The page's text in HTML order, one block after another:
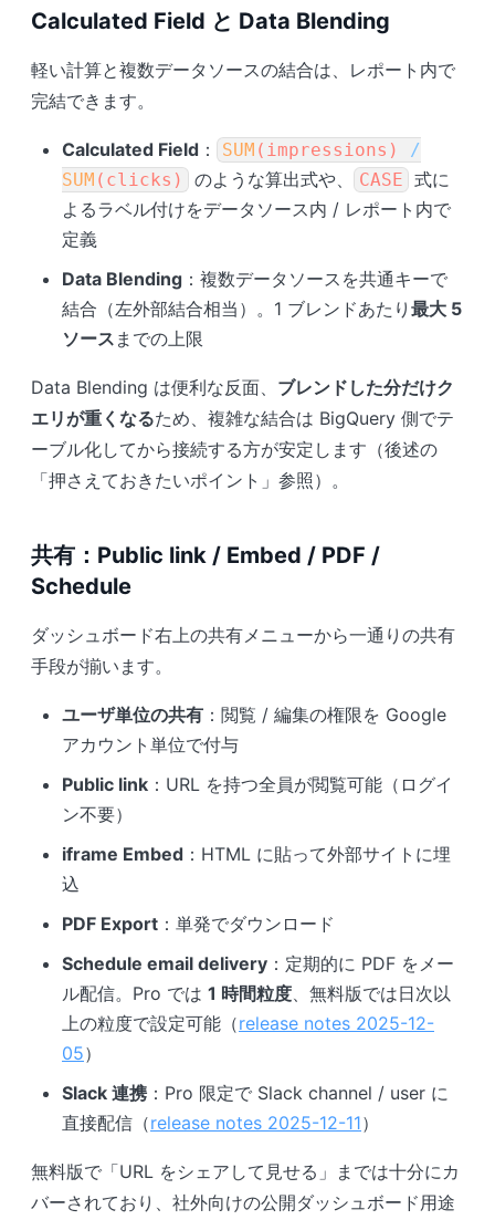
Calculated Field と Data Blending
軽い計算と複数データソースの結合は、レポート内で
完結できます。
Calculated Field ： SUM (impressions)
/
SUM (clicks) のような算出式や、 CASE 式に
よるラベル付けをデータソース内 / レポート内で
定義
Data Blending ：複数データソースを共通キーで
結合（左外部結合相当）。1 ブレンドあたり 最大 5
ソース までの上限
Data Blending は便利な反面、 ブレンドした分だけク
エリが重くなるため、複雑な結合は BigQuery 側でテ
ーブル化してから接続する方が安定します（後述の
「押さえておきたいポイント」参照）。
共有：Public link / Embed / PDF /
Schedule
ダッシュボード右上の共有メニューから一通りの共有
手段が揃います。
ユーザ単位の共有 ：閲覧 / 編集の権限を Google
アカウント単位で付与
Public link ：URL を持つ全員が閲覧可能（ログイ
ン不要）
iframe Embed ：HTML に貼って外部サイトに埋
込
PDF Export ：単発でダウンロード
Schedule email delivery ：定期的に PDF をメー
ル配信。Pro では 1 時間粒度 、無料版では日次以
上の粒度で設定可能（release notes 2025-12-
05）
Slack 連携 ：Pro 限定で Slack channel / user に
直接配信（release notes 2025-12-11）
無料版で「URL をシェアして見せる」までは十分にカ
バーされており、社外向けの公開ダッシュボード用途